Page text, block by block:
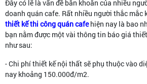
Đây có lẽ là vấn đề băn khoăn của nhiều
doanh quán cafe. Rất nhiều người thắc mắc
thiết kế thi công quán cafehiện nay là bao
bạn nằm được một vài thông tin báo giá
như sau:
- Chi phí thiết kế nội thất sẽ phụ thuộc vào
nay khoảng 150.000đ/m2.